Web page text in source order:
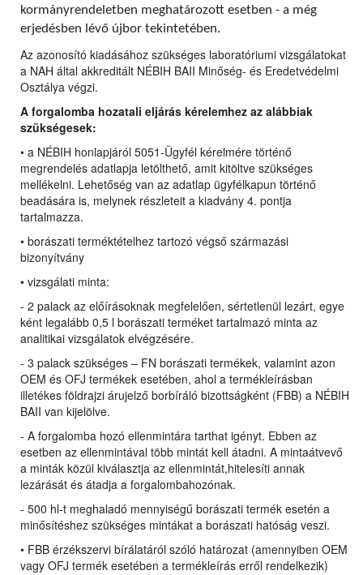
kormányrendeletben meghatározott esetben - a még
erjedésben lévő újbor tekintetében.
Az azonosító kiadásához szükséges laboratóriumi vizsgálatokat
a NAH által akkreditált NÉBIH BAII Minőség- és Eredetvédelmi
Osztálya végzi.
A forgalomba hozatali eljárás kérelemhez az alábbiak
szükségesek:
• a NÉBIH honlapjáról 5051-Ügyfél kérelmére történő
megrendelés adatlapja letölthető, amit kitöltve szükséges
mellékelni. Lehetőség van az adatlap ügyfélkapun történő
beadására is, melynek részleteit a kiadvány 4. pontja
tartalmazza.
• borászati terméktételhez tartozó végső származási
bizonyítvány
• vizsgálati minta:
- 2 palack az előírásoknak megfelelően, sértetlenül lezárt, egye
ként legalább 0,5 l borászati terméket tartalmazó minta az
analitikai vizsgálatok elvégzésére.
- 3 palack szükséges – FN borászati termékek, valamint azon
OEM és OFJ termékek esetében, ahol a termékleírásban
illetékes földrajzi árujelző borbíráló bizottságként (FBB) a NÉBIH
BAII van kijelölve.
- A forgalomba hozó ellenmintára tarthat igényt. Ebben az
esetben az ellenmintával több mintát kell átadni. A mintaátvevő
a minták közül kiválasztja az ellenmintát,hitelesíti annak
lezárását és átadja a forgalombahozónak.
- 500 hl-t meghaladó mennyiségű borászati termék esetén a
minősítéshez szükséges mintákat a borászati hatóság veszi.
• FBB érzékszervi bírálatáról szóló határozat (amennyiben OEM
vagy OFJ termék esetében a termékleírás erről rendelkezik)